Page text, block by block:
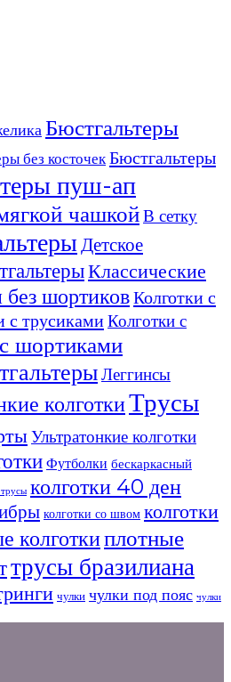
товара.
Бюстгальтеры
без косточекБюстгальтеры
пуш-ап
чашкойВ сетку
Детское
Классические
без шортиковКолготки с
с трусикамиКолготки с
шортиками
Леггинсы
колготкиТрусы
Ультратонкие колготки
Футболки бескаркасный
колготки 40 ден
колготки со швом колготки
колготкиплотные
трусы бразилиана
чулки чулки под пояс чулки